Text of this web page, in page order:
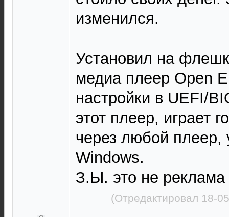
изменился.
Установил на
медиа плеер Open
настройки в UEFI/
этот плеер, играет
через любой плеер,
Windows.
З.Ы. это не реклама
(Отредактировал 18-